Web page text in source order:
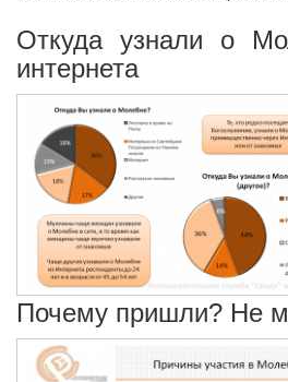
Откуда узнали о
интернета
Почему пришли? Не